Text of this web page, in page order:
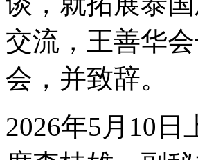
交流，王善华
会，并致辞。
2026年5月10